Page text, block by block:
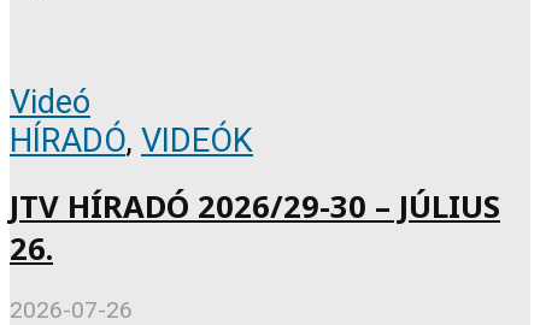
Videó
HÍRADÓ, VIDEÓK
JTV HÍRADÓ 2026/29-30 – JÚLIUS
26.
2026-07-26